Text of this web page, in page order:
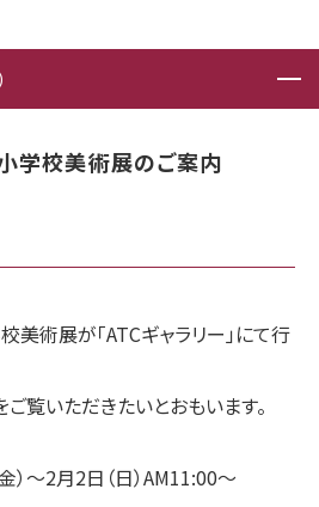
学校美術展のご案内
術展が「ATCギャラリー」にて行
覧いただきたいとおもいます。
）〜2月2日（日）AM11:00〜